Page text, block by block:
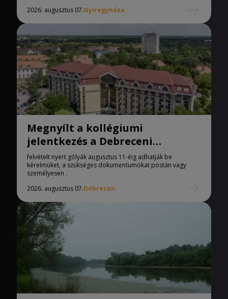
2026. augusztus 07.Nyíregyháza
Megnyílt a kollégiumi
jelentkezés a Debreceni
Egyetemen
felvételt nyert gólyák augusztus 11-éig adhatják be
kérelmüket, a szükséges dokumentumokat postán vagy
személyesen .
2026. augusztus 07.Debrecen